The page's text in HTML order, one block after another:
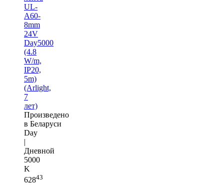
UL-
A60-
8mm
24V
Day5000
(4.8
W/m,
IP20,
5m)
(Arlight,
7
лет)
Произведено
в Беларуси
Day
|
Дневной
5000
K
62843